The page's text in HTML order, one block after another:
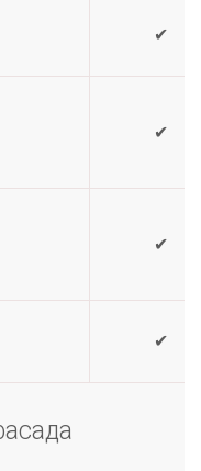
✔
✔
✔
✔